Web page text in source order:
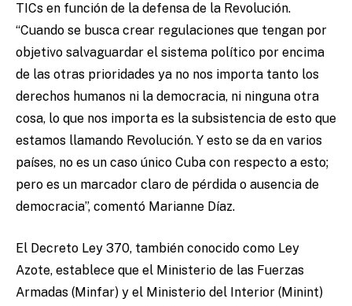
TICs en función de la defensa de la Revolución.
“Cuando se busca crear regulaciones que tengan por
objetivo salvaguardar el sistema político por encima
de las otras prioridades ya no nos importa tanto los
derechos humanos ni la democracia, ni ninguna otra
cosa, lo que nos importa es la subsistencia de esto que
estamos llamando Revolución. Y esto se da en varios
países, no es un caso único Cuba con respecto a esto;
pero es un marcador claro de pérdida o ausencia de
democracia”, comentó Marianne Díaz.
El Decreto Ley 370, también conocido como Ley
Azote, establece que el Ministerio de las Fuerzas
Armadas (Minfar) y el Ministerio del Interior (Minint)